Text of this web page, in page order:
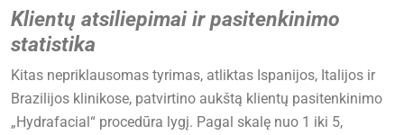
Klientų atsiliepimai ir pasitenkinimo
statistika
Kitas nepriklausomas tyrimas, atliktas Ispanijos, Italijos ir
Brazilijos klinikose, patvirtino aukštą klientų pasitenkinimo
„Hydrafacial“ procedūra lygį. Pagal skalę nuo 1 iki 5,